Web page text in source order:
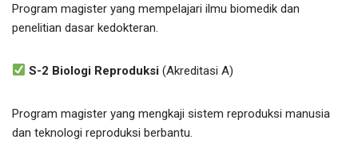
Program magister yang mempelajari ilmu biomedik dan
penelitian dasar kedokteran.
S-2 Biologi Reproduksi (Akreditasi A)
Program magister yang mengkaji sistem reproduksi manusia
dan teknologi reproduksi berbantu.